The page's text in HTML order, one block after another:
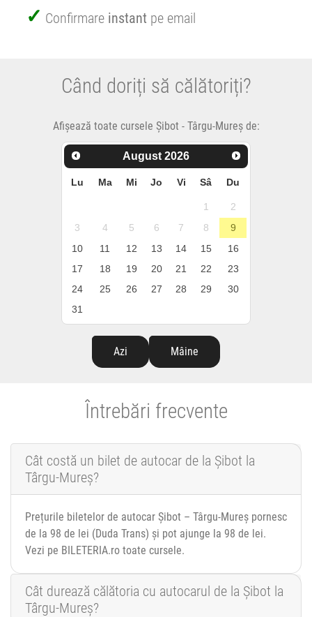
Confirmare instant pe email
Când doriți să călătoriți?
Afișează toate cursele Șibot - Târgu-Mureș de:
August 2026
Lu Ma Mi Jo Vi Sâ Du
1
2
3
4 5 6 7 8
9
10
11 12 13 14 15
16
17
18 19 20 21 22
23
24
25 26 27 28 29
30
31
Azi Mâine
Întrebări frecvente
Cât costă un bilet de autocar de la Șibot la
Târgu-Mureș?
Prețurile biletelor de autocar Șibot – Târgu-Mureș pornesc
de la 98 de lei (Duda Trans) și pot ajunge la 98 de lei.
Vezi pe BILETERIA.ro toate cursele.
Cât durează călătoria cu autocarul de la Șibot la
Târgu-Mureș?